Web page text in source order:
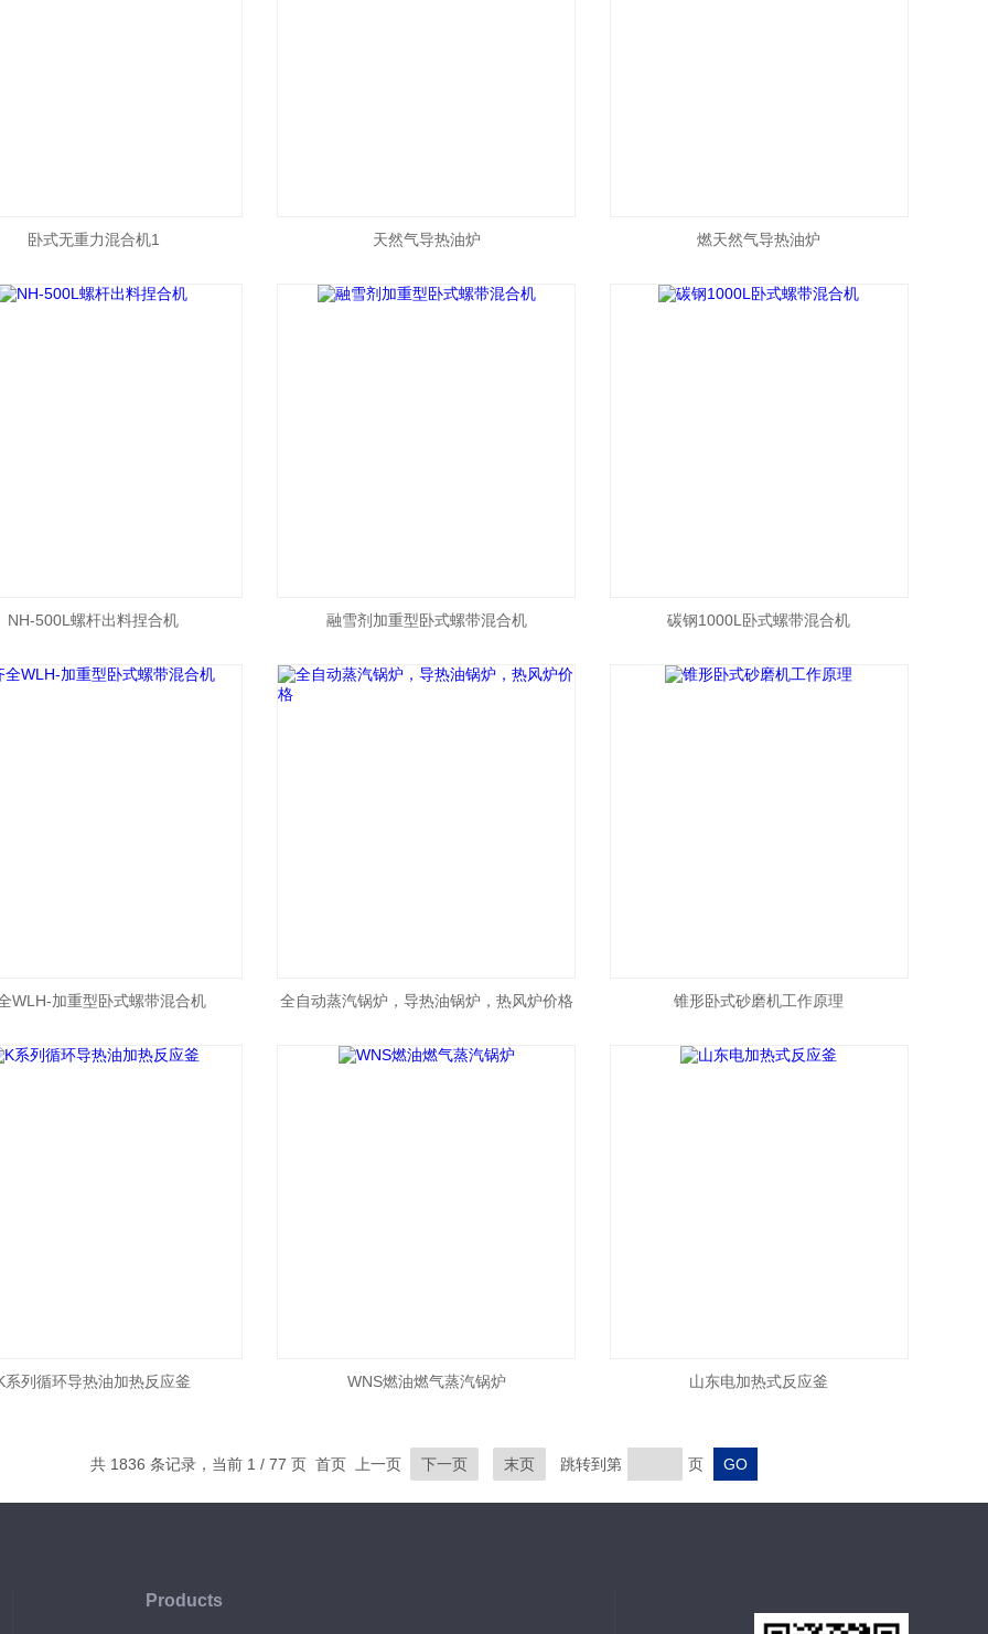
卧式无重力混合机1 天然气导热油炉 燃天然气导热油炉
NH-500L螺杆出料捏合机 融雪剂加重型卧式螺带混合机 碳钢1000L卧式螺带混合机
WLH-加重型卧式螺带混合机 全自动蒸汽锅炉，导热油锅炉，热风炉价格 锥形卧式砂磨机工作原理
系列循环导热油加热反应釜 WNS燃油燃气蒸汽锅炉 山东电加热式反应釜
共 1836 条记录，当前 1 / 77 页 首页 上一页 下一页 末页 跳转到第 页
Products